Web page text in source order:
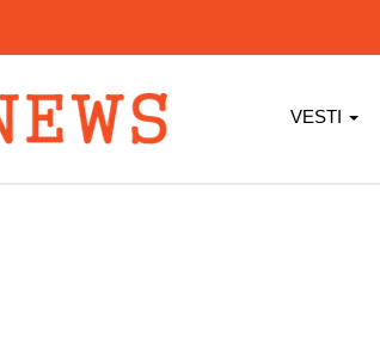
VESTI